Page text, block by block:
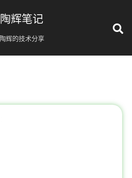
陶辉笔记
陶辉的技术分享